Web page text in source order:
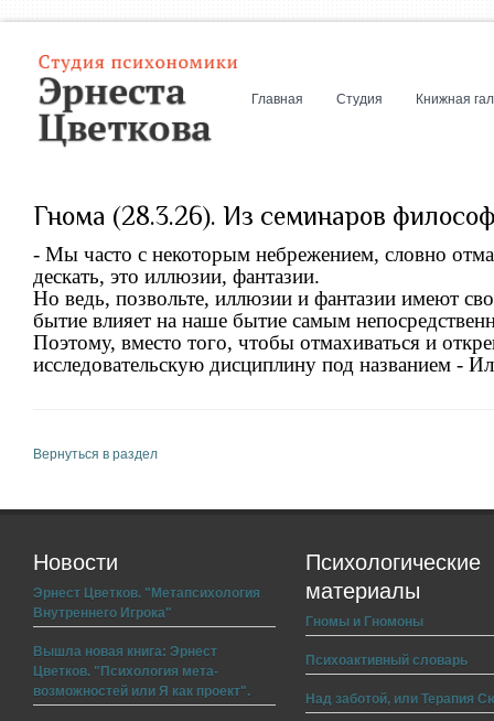
Главная Студия Книжная
Гнома (28.3.26). Из семинаров
- Мы часто с некоторым небрежением, словно
дескать, это иллюзии, фантазии.
Но ведь, позвольте, иллюзии и фантазии имеют
бытие влияет на наше бытие самым
Поэтому, вместо того, чтобы отмахиваться и
исследовательскую дисциплину под названием -
Вернуться в раздел
Новости
Эрнест Цветков. "Метапсихология
Внутреннего Игрока"
Вышла новая книга: Эрнест
Цветков. "Психология мета-
возможностей или Я как проект".
Психологические
материалы
Гномы и Гномоны
Психоактивный словарь
Над заботой, или Терапия